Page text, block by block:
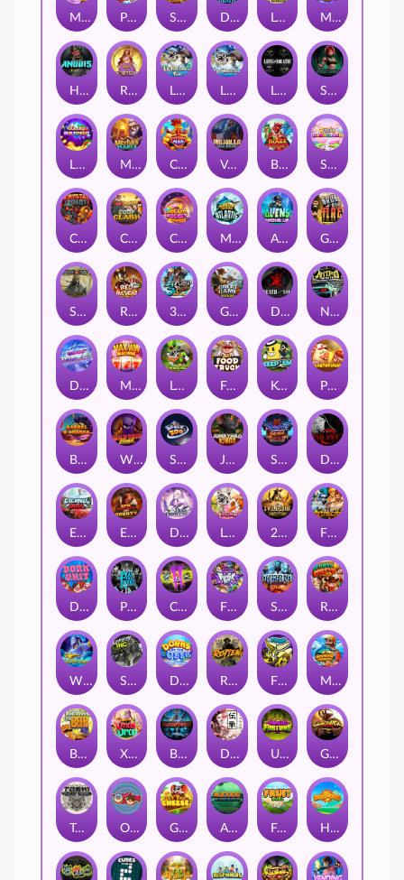
Munchy Milo Power of 10 Strength Of Hercules Dynasty of Death Le Digger Magic Piggy OG
Hand of Anubis Rise of Fortuna LE FOOTBALL FAN LE HOOLIGAN Life and Death Shadow Treasure
Lucky Multifruit Merlin's Mania Chicken Man Valhalla: Wild Winter Blaze Buddies Sticky Candyland
Crystal Robot Coop Clash Chocolate Rocket Marlin Masters Atlantis Aliens Among Us Grug Make Fire
Sand and Ashes Red Rascal™ 3 Cursed Chests™ Great Game Rockies Death Becomes You Nitro Nights
Dandy Diamonds Max Win Machine Le Prechaun Fred's Food Truck Keep 'em Piggy Cluster Hunt
Barrel Bonanza Wild Dojo Strike Space Zoo Junkyard Kings Shadow Strike Dark Spiral
Eternal Duel EPIC BULLETS & BOUNTY Dusk Princess Le Bunny 2 Wild 2 Die Fist Of Destruction
Dork Unit Pray for Three Chaos Crew 2 Fighter Pit Stormforged Rusty & Curly
Wishbringer Slayers Inc Dorks of The Deep Rotten FRKN Bananas Marlin Master
Benny The Beer Xmas Drop Bloodthirst Densho Undead Fortune Gladiator Legends
Toshi Video Club OmNom Get The Cheese Aztec Twist Fruit Duel Hop'n'Pop